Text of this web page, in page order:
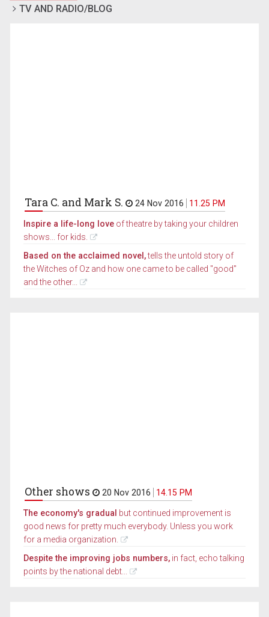
TV AND RADIO/BLOG
Tara C. and Mark S. 24 Nov 2016 11.25 PM
Inspire a life-long love of theatre by taking your children
shows... for kids.
Based on the acclaimed novel,tells the untold story of
the Witches of Oz and how one came to be called "good"
and the other...
Other shows 20 Nov 2016 14.15 PM
The economy's gradual but continued improvement is
good news for pretty much everybody. Unless you work
for a media organization.
Despite the improving jobs numbers, in fact, echo talking
points by the national debt...